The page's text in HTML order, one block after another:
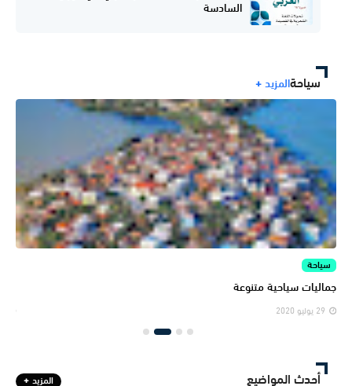
السادسة
سياحة المزيد
سياحة
جماليات سياحية متنوعة
29 يوليو 2020
أحدث المواضيع المزيد